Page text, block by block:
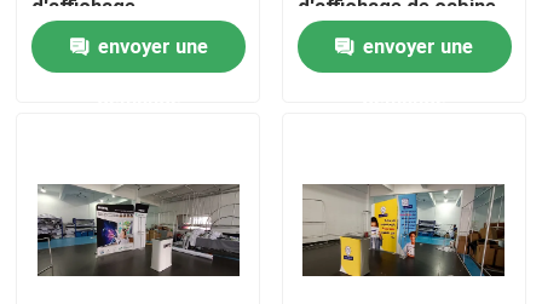
Contact
Tous les cas
d'affichage
d'exposition de salon
commercialenvoyer une
d'affichage de cabine
rapide en aluminium de
salon commercial
envoyer une